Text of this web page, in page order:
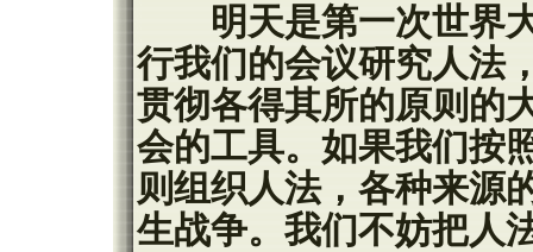
明天是第一次世界大
行我们的会议研究人法
贯彻各得其所的原则的
会的工具。如果我们按
则组织人法，各种来源
生战争。我们不妨把人